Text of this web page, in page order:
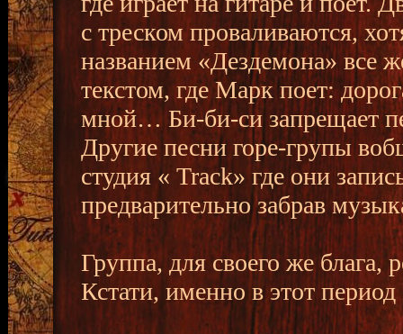
с треском проваливаются,
названием «Дездемона» все
текстом, где Марк поет:
мной… Би-би-си запрещает
Другие песни горе-групы
студия « Track» где они
предварительно забрав
Группа, для своего же блага,
Кстати, именно в этот